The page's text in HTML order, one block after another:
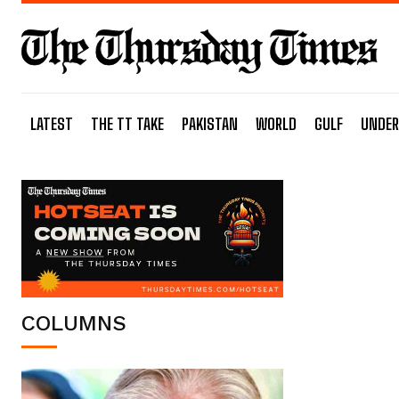
LATEST THE TT TAKE PAKISTAN WORLD GULF
COLUMNS